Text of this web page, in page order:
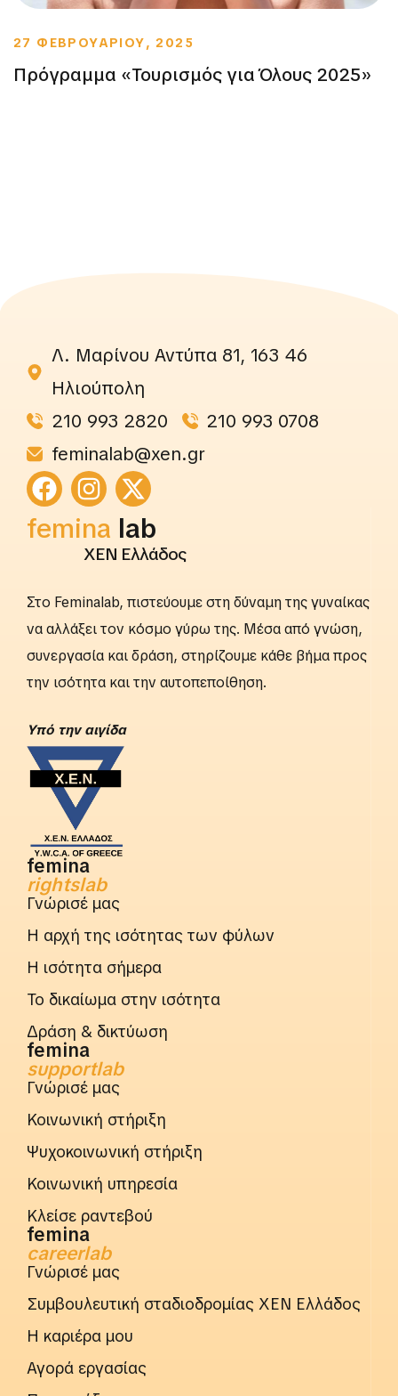
27 ΦΕΒΡΟΥΑΡΙΟΥ, 2025
Πρόγραμμα «Τουρισμός για Όλους 2025»
Λ. Μαρίνου Αντύπα 81, 163 46
Ηλιούπολη
210 993 2820
210 993 0708
feminalab@xen.gr
femina lab
rightslab
ΧΕΝ Ελλάδος
Στο Feminalab, πιστεύουμε στη δύναμη της γυναίκας
να αλλάξει τον κόσμο γύρω της. Μέσα από γνώση,
συνεργασία και δράση, στηρίζουμε κάθε βήμα προς
την ισότητα και την αυτοπεποίθηση.
Yπό την αιγίδα
femina
rightslab
Γνώρισέ μας
Η αρχή της ισότητας των φύλων
Η ισότητα σήμερα
Το δικαίωμα στην ισότητα
Δράση & δικτύωση
femina
supportlab
Γνώρισέ μας
Κοινωνική στήριξη
Ψυχοκοινωνική στήριξη
Κοινωνική υπηρεσία
Κλείσε ραντεβού
femina
careerlab
Γνώρισέ μας
Συμβουλευτική σταδιοδρομίας ΧΕΝ Ελλάδος
Η καριέρα μου
Αγορά εργασίας